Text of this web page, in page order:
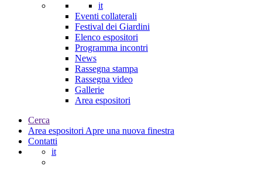
it
Eventi collaterali
Festival dei Giardini
Elenco espositori
Programma incontri
News
Rassegna stampa
Rassegna video
Gallerie
Area espositori
Cerca
Area espositori Apre una nuova finestra
Contatti
it